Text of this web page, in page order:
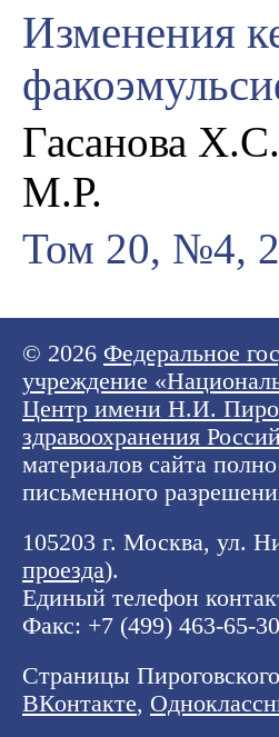
Изменения
Гасанова
М.Р.
Том 20, №4,
© 2026 Федеральное
учреждение
Центр имени Н.И.
здравоохранения
материалов сайта
письменного
105203 г. Москва, ул.
проезда).
Единый телефон
Факс: +7 (499) 463-65-
Страницы
ВКонтакте,